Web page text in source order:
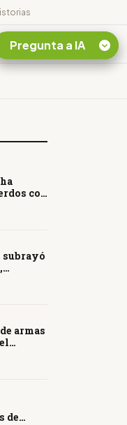
con
subrayó
armas
de
Pregunta a IA
¿En que consiste la